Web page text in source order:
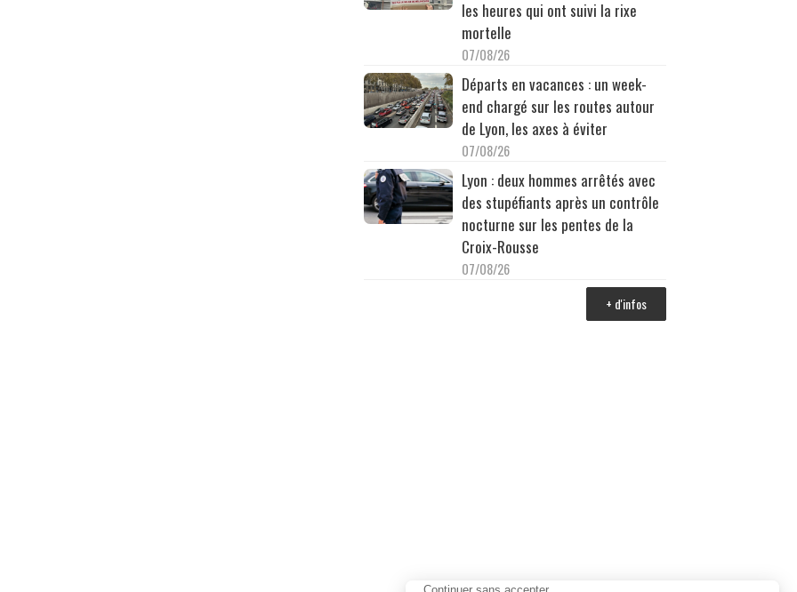
les heures qui ont suivi la rixe
mortelle
07/08/26
Départs en vacances : un week-
end chargé sur les routes autour
de Lyon, les axes à éviter
07/08/26
Lyon : deux hommes arrêtés avec
des stupéfiants après un contrôle
nocturne sur les pentes de la
Croix-Rousse
07/08/26
+ d'infos